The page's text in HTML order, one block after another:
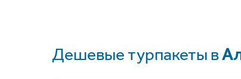
Дешевые турпакеты в